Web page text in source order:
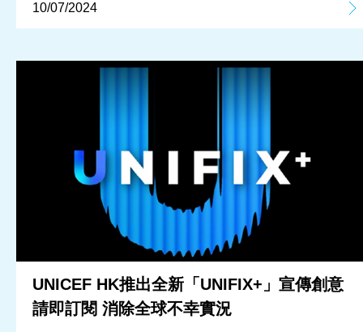
10/07/2024
UNICEF HK推出全新「UNIFIX+」宣傳創意
請即訂閱 消除全球不幸實況